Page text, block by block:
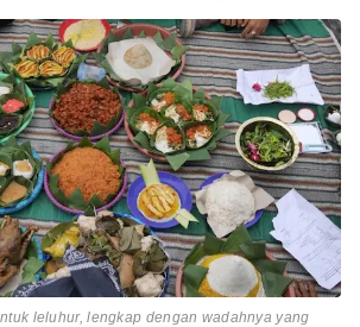
leluhur, lengkap dengan wadahnya yang